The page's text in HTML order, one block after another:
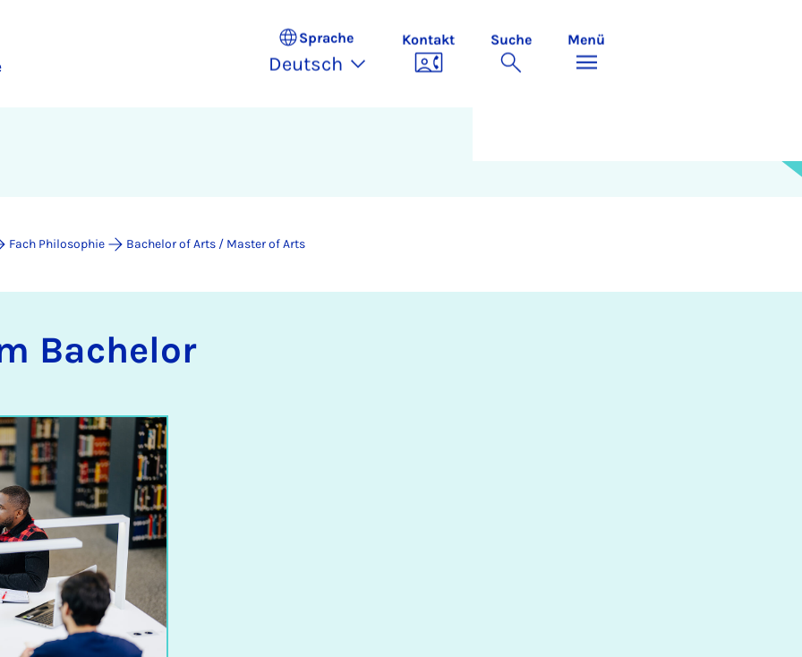
Sprache
Deutsch
Kontakt Suche Menü
Fach Philosophie Bachelor of Arts / Master of Arts
Ba­che­lor